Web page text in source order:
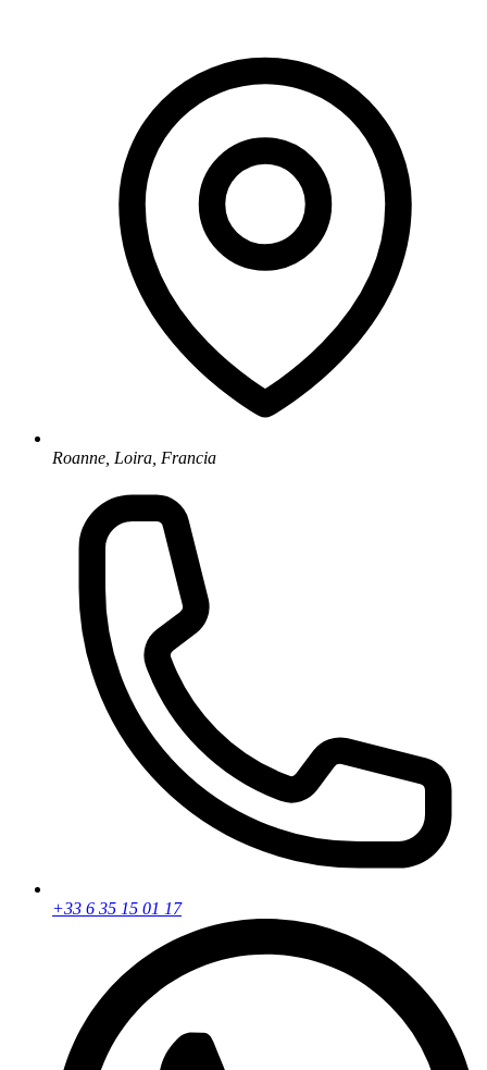
Roanne, Loira, Francia
+33 6 35 15 01 17